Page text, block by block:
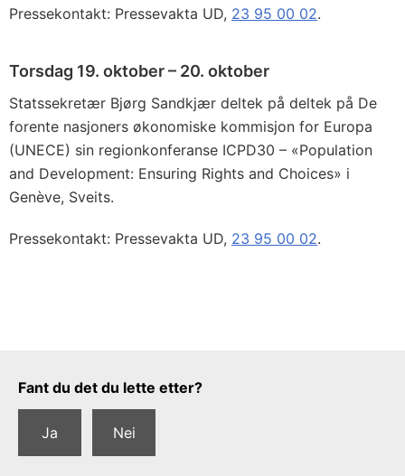
Pressekontakt: Pressevakta UD, 23 95 00 02.
Torsdag 19. oktober – 20. oktober
Statssekretær Bjørg Sandkjær deltek på deltek på De
forente nasjoners økonomiske kommisjon for Europa
(UNECE) sin regionkonferanse ICPD30 – «Population
and Development: Ensuring Rights and Choices» i
Genève, Sveits.
Pressekontakt: Pressevakta UD, 23 95 00 02.
Tilbakemeldingsskjema
Fant du det du lette etter?
Ja Nei